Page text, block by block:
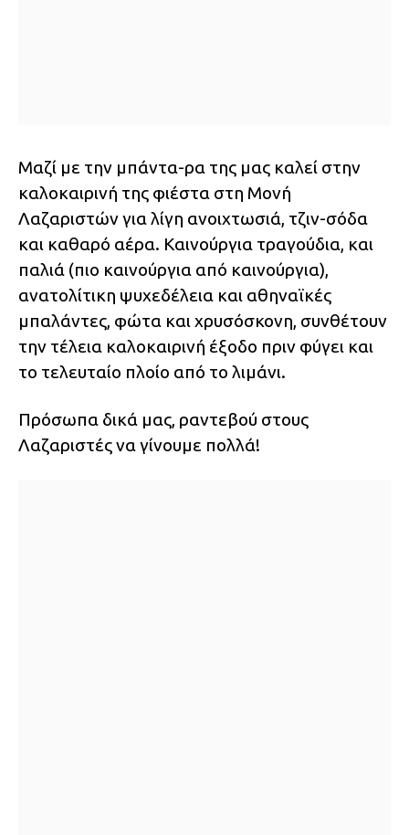
Μαζί με την μπάντα-ρα της μας καλεί στην
καλοκαιρινή της φιέστα στη Μονή
Λαζαριστών για λίγη ανοιχτωσιά, τζιν-σόδα
και καθαρό αέρα. Καινούργια τραγούδια, και
παλιά (πιο καινούργια από καινούργια),
ανατολίτικη ψυχεδέλεια και αθηναϊκές
μπαλάντες, φώτα και χρυσόσκονη, συνθέτουν
την τέλεια καλοκαιρινή έξοδο πριν φύγει και
το τελευταίο πλοίο από το λιμάνι.
Πρόσωπα δικά μας, ραντεβού στους
Λαζαριστές να γίνουμε πολλά!